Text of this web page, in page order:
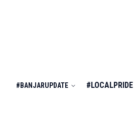
#BANJARUPDATE #LOCALPRIDE